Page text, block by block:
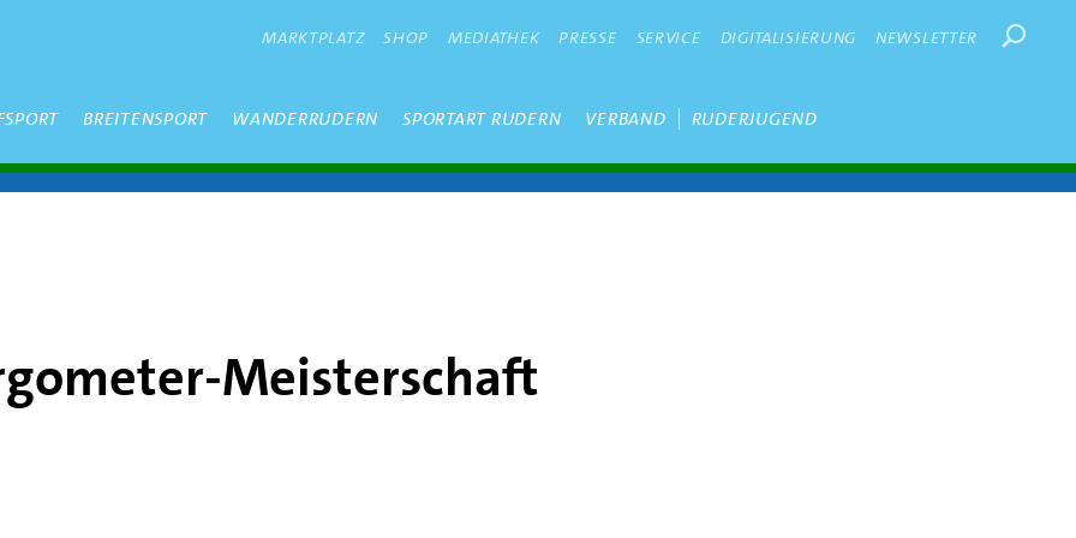
METANAVIGATION
MARKTPLATZ SHOP MEDIATHEK PRESSE SERVICE DIGITALISIERUNG NEWSLETTER
BREITENSPORT WANDERRUDERN SPORTART RUDERN VERBAND RUDERJUGEND
Meisterschaft